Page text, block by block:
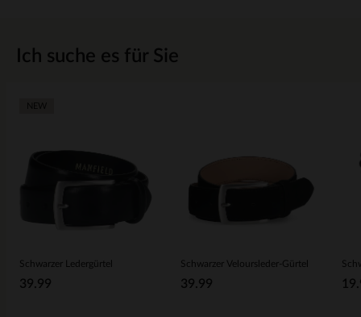
Ich suche es für Sie
Schwarzer Ledergürtel
39.99
Schwarzer Veloursleder-Gürtel
39.99